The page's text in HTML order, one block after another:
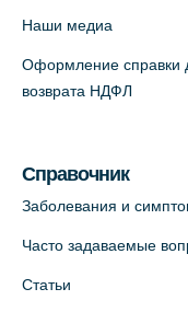
Наши медиа
Оформление справки
возврата НДФЛ
Справочник
Заболевания и
Часто задаваемые
Статьи